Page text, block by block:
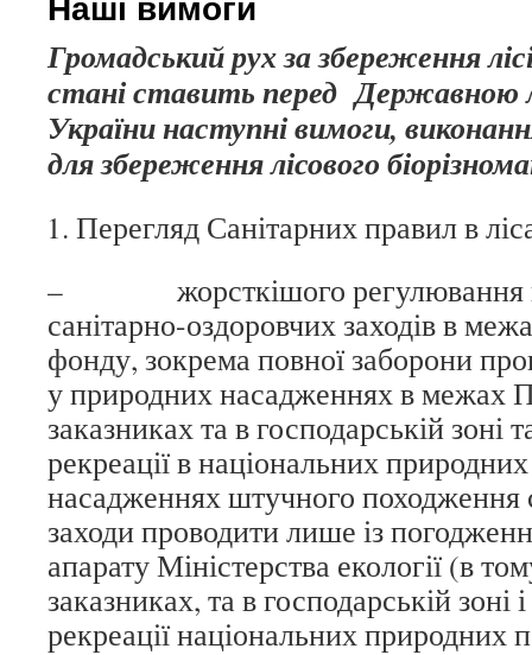
Громадський рух за збереження
стані ставить перед Державною
України наступні вимоги,
для збереження лісового
Перегляд Санітарних правил в
– жорсткішого регулювання
санітарно-оздоровчих заходів в
фонду, зокрема повної заборони
у природних насадженнях в межах
заказниках та в господарській зоні
рекреації в національних
насадженнях штучного походження
заходи проводити лише із
апарату Міністерства екології (в
заказниках, та в господарській зоні
рекреації національних природних